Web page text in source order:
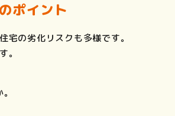
ポイント
の劣化リスクも多様です。
。